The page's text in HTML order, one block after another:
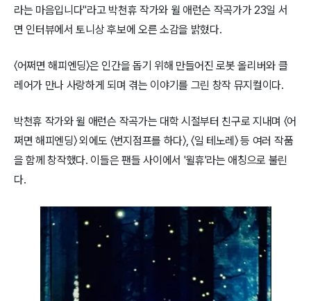
라는 마음입니다"라고 박천휴 작가와 윌 애런슨 작곡가가 23일 서
면 인터뷰에서 토니상 후보에 오른 소감을 밝혔다.
〈어쩌면 해피엔딩〉은 인간을 돕기 위해 만들어진 로봇 올리버와 클
레어가 만나 사랑하게 되며 겪는 이야기를 그린 창작 뮤지컬이다.
박천휴 작가와 윌 애런슨 작곡가는 대학 시절부터 친구로 지내며 〈어
쩌면 해피엔딩〉 외에도 〈번지점프를 하다〉, 〈일 테노레〉 등 여러 작품
을 함께 창작했다. 이들은 팬들 사이에서 '윌휴'라는 애칭으로 불린
다.